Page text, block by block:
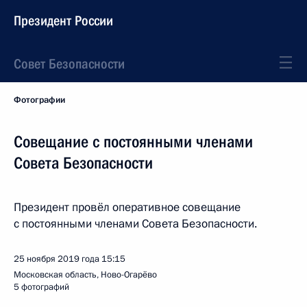
Президент России
Совет Безопасности
Фотографии
Совещание с постоянными членами
Совета Безопасности
Президент провёл оперативное совещание
с постоянными членами Совета Безопасности.
25 ноября 2019 года 15:15
Московская область, Ново-Огарёво
5 фотографий